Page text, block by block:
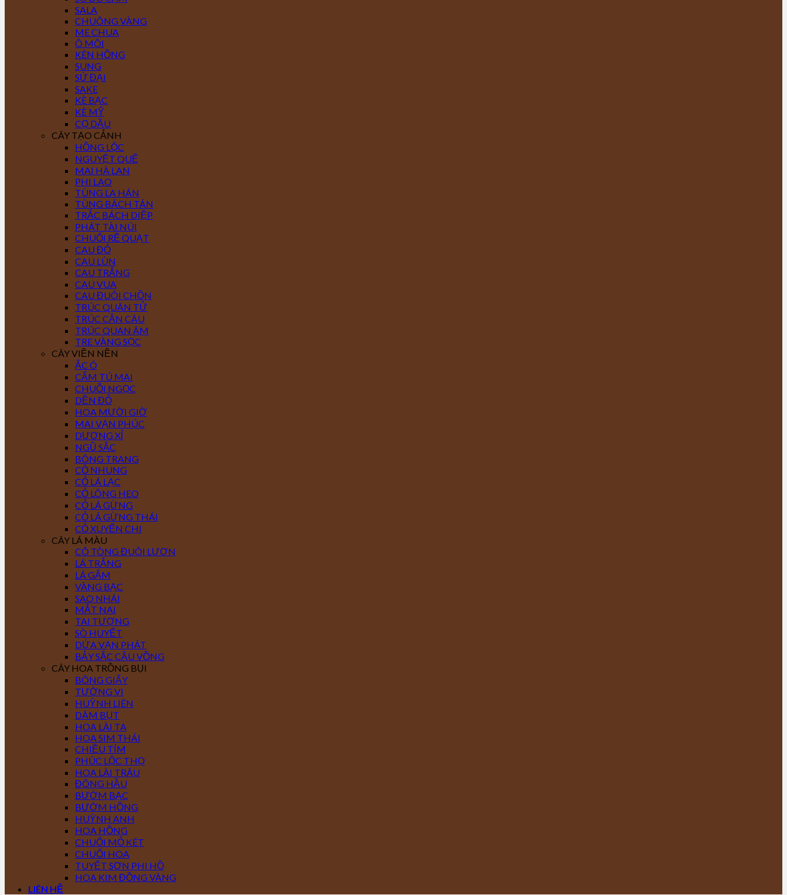
SALA
CHUÔNG VÀNG
ME CHUA
Ô MÔI
KÈN HỒNG
SUNG
SỨ ĐẠI
SAKE
KÈ BẠC
KÈ MỸ
CỌ DẦU
CÂY TẠO CẢNH
HỒNG LỘC
NGUYỆT QUẾ
MAI HÀ LAN
PHI LAO
TÙNG LA HÁN
TÙNG BÁCH TÁN
TRẮC BÁCH DIỆP
PHÁT TÀI NÚI
CHUỐI RẼ QUẠT
CAU ĐỎ
CAU LÙN
CAU TRẮNG
CAU VUA
CAU ĐUÔI CHỒN
TRÚC QUÂN TỬ
TRÚC CẦN CÂU
TRÚC QUAN ÂM
TRE VÀNG SỌC
CÂY VIỀN NỀN
ẮC Ó
CẨM TÚ MAI
CHUỖI NGỌC
DỀN ĐỎ
HOA MƯỜI GIỜ
MAI VẠN PHÚC
DƯƠNG XỈ
NGŨ SẮC
BÔNG TRANG
CỎ NHUNG
CỎ LÁ LẠC
CỎ LÔNG HEO
CỎ LÁ GỪNG
CỎ LÁ GỪNG THÁI
CỎ XUYẾN CHI
CÂY LÁ MÀU
CÔ TÒNG ĐUÔI LƯƠN
LÁ TRẮNG
LÁ GẤM
VÀNG BẠC
SAO NHÁI
MẮT NAI
TAI TƯỢNG
SÒ HUYẾT
DỨA VẠN PHÁT
BẢY SẮC CẦU VỒNG
CÂY HOA TRỒNG BỤI
BÔNG GIẤY
TƯỜNG VI
HUỲNH LIÊN
DÂM BỤT
HOA LÀI TA
HOA SIM THÁI
CHIỀU TÍM
PHÚC LỘC THỌ
HOA LÀI TRÂU
ĐÔNG HẦU
BƯỚM BẠC
BƯỚM HỒNG
HUỲNH ANH
HOA HỒNG
CHUỐI MỎ KÉT
CHUỐI HOA
TUYẾT SƠN PHI HỒ
HOA KIM ĐỒNG VÀNG
LIÊN HỆ